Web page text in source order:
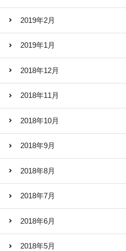
2019年2月
2019年1月
2018年12月
2018年11月
2018年10月
2018年9月
2018年8月
2018年7月
2018年6月
2018年5月